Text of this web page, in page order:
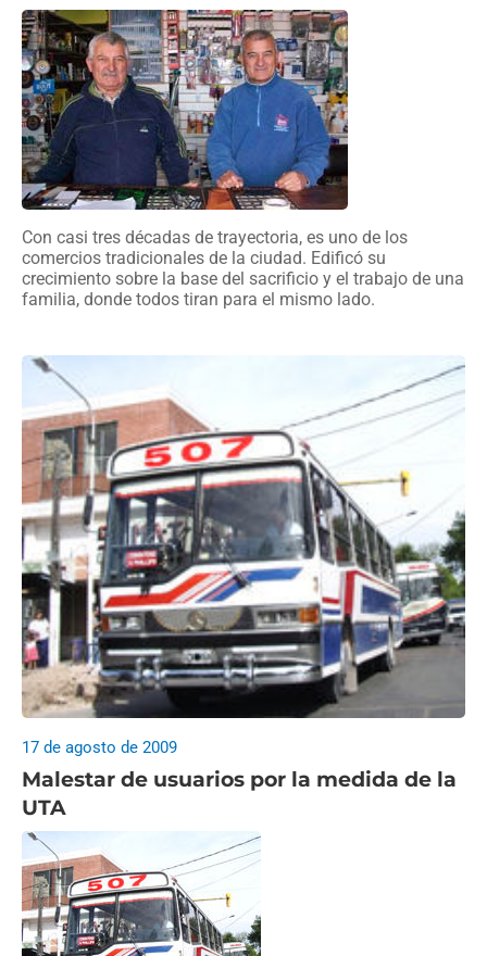
Con casi tres décadas de trayectoria, es uno de los
comercios tradicionales de la ciudad. Edificó su
crecimiento sobre la base del sacrificio y el trabajo de una
familia, donde todos tiran para el mismo lado.
Malestar de usuarios por la medida de la
UTA
17 de agosto de 2009